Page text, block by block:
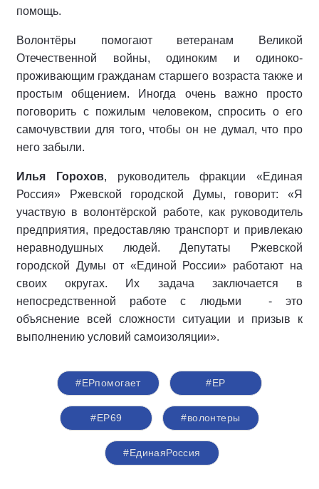
помощь.
Волонтёры помогают ветеранам Великой
Отечественной войны, одиноким и одиноко­-
проживающим гражданам старшего возраста также и
простым общением. Иногда очень важно просто
поговорить с пожилым человеком, спросить о его
самочувствии для того, чтобы он не думал, что про
него забыли.
Илья Горохов, руководитель фракции «Единая
Россия» Ржевской городской Думы, говорит: «Я
участвую в волонтёрской работе, как руководитель
предприятия, предоставляю транспорт и привлекаю
неравнодушных людей. Депутаты Ржевской
городской Думы от «Единой России» работают на
своих округах. Их задача заключается в
непосредственной работе с людьми - это
объяснение всей сложности ситуации и призыв к
выполнению условий самоизоляции».
#ЕРпомогает #ЕР
#ЕР69 #волонтеры
#ЕдинаяРоссия